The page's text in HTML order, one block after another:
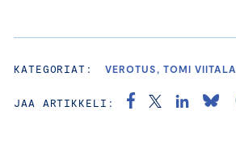
KATEGORIAT: VEROTUS, TOMI VIITALA
JAA ARTIKKELI: